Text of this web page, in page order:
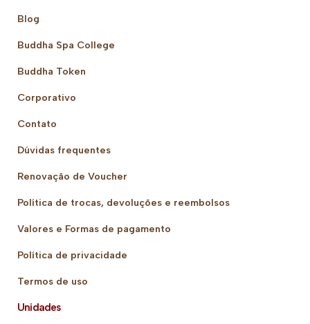
Blog
Buddha Spa College
Buddha Token
Corporativo
Contato
Dúvidas frequentes
Renovação de Voucher
Política de trocas, devoluções e reembolsos
Valores e Formas de pagamento
Política de privacidade
Termos de uso
Unidades